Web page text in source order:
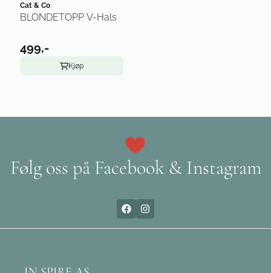
Cat & Co
BLONDETOPP V-Hals
499,-
Kjøp
Følg oss på Facebook & Instagram